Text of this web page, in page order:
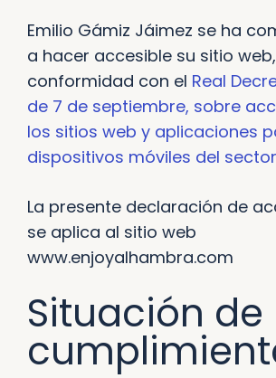
Emilio Gámiz Jáimez se ha
a hacer accesible su sitio
conformidad con el Real
de 7 de septiembre, sobre
los sitios web y aplicaciones
dispositivos móviles del
La presente declaración de
se aplica al sitio web
www.enjoyalhambra.com
Situación de